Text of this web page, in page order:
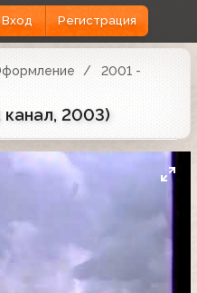
Вход Регистрация
2001 -
канал, 2003)